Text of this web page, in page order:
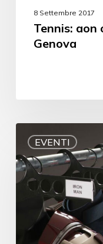
8 Settembre 2017
Tennis: aon
Genova
EVENTI